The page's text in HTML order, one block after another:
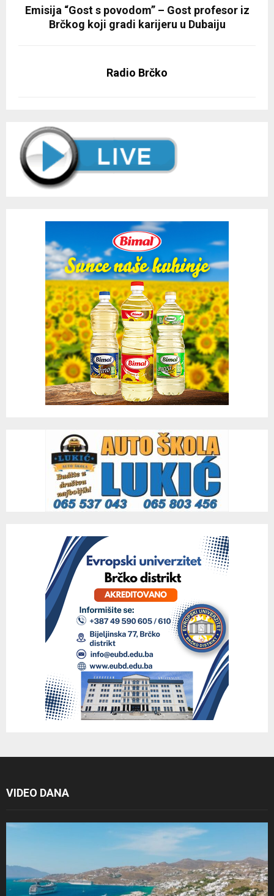
Emisija “Gost s povodom” – Gost profesor iz
Brčkog koji gradi karijeru u Dubaiju
Radio Brčko
VIDEO DANA